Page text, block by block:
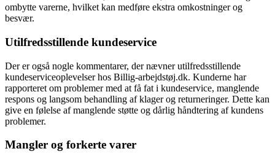
ombytte varerne, hvilket kan medføre ekstra omkostninger og
besvær.
Utilfredsstillende kundeservice
Der er også nogle kommentarer, der nævner utilfredsstillende
kundeserviceoplevelser hos Billig-arbejdstøj.dk. Kunderne har
rapporteret om problemer med at få fat i kundeservice, manglende
respons og langsom behandling af klager og returneringer. Dette kan
give en følelse af manglende støtte og dårlig håndtering af kundens
problemer.
Mangler og forkerte varer